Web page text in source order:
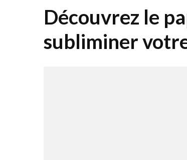
Découvrez le
subliminer